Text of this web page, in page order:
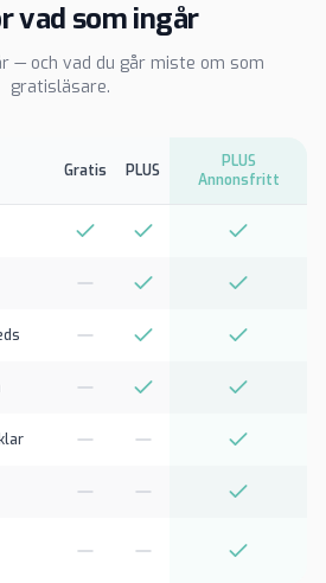
vad som ingår
— och vad du går miste om som
gratisläsare.
Gratis PLUS
PLUS
Annonsfritt